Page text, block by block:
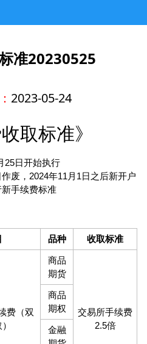
准20230525
2023-05-24
取标准》
25日开始执行
废，2024年11月1日之后新开户
手续费标准
品种 收取标准
费（双
商品
期货
交易所手续费
2.5倍
商品
期权
金融